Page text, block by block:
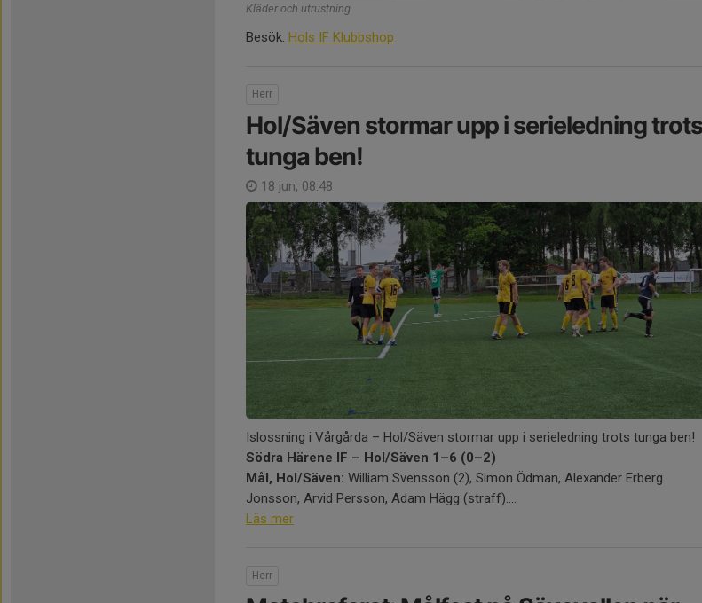
Kläder och utrustning
Besök: Hols IF Klubbshop
Herr
Hol/Säven stormar upp i serieledning trots
tunga ben!
18 jun, 08:48
Islossning i Vårgårda – Hol/Säven stormar upp i serieledning trots tunga ben!
Södra Härene IF – Hol/Säven 1–6 (0–2)
Mål, Hol/Säven: William Svensson (2), Simon Ödman, Alexander Erberg
Jonsson, Arvid Persson, Adam Hägg (straff)....
Läs mer
Herr